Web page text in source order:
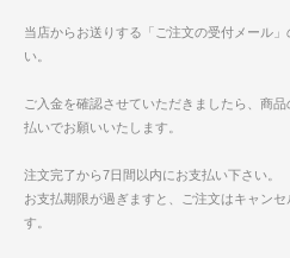
当店からお送りする「ご注文の受付メール
い。
ご入金を確認させていただきましたら、商
払いでお願いいたします。
注文完了から7日間以内にお支払い下さい。
お支払期限が過ぎますと、ご注文はキャン
す。